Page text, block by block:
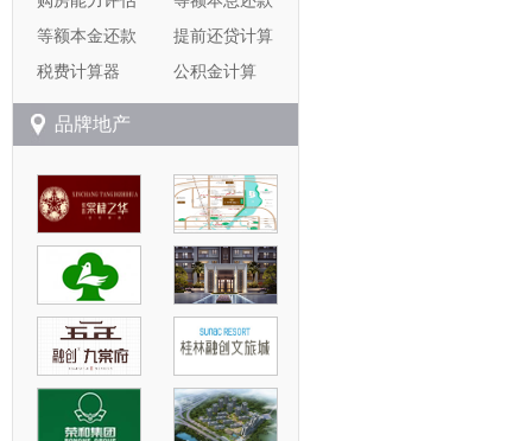
等额本金还款
提前还贷计算
税费计算器
公积金计算
品牌地产